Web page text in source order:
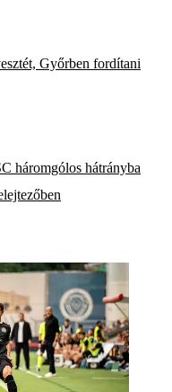
Győrben fordítani
háromgólos hátrányba